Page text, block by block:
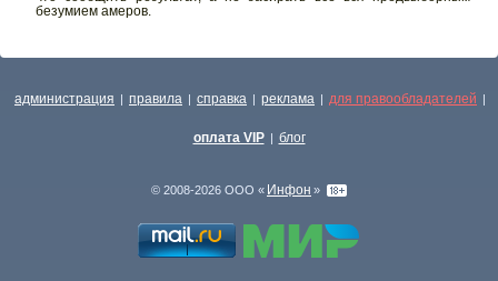
безумием амеров.
администрация | правила | справка | реклама | для правообладателей |
оплата VIP | блог
© 2008-2026 ООО « Инфон »